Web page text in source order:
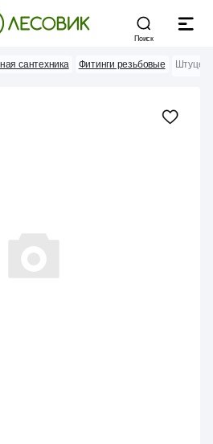
Поиск
сантехника Фитинги резьбовые Штуцер